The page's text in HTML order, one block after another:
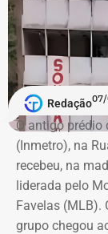
essas
de garantir a
dos candidatos.
Redação
O antigo prédio
(Inmetro), na
recebeu, na
liderada pelo
Favelas (MLB).
grupo chegou